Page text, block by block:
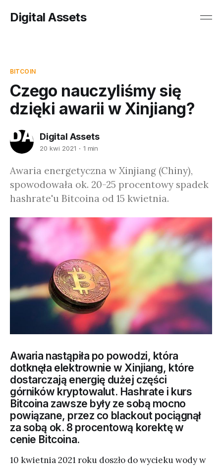
Digital Assets
BITCOIN
Czego nauczyliśmy się
dzięki awarii w Xinjiang?
Digital Assets
20 kwi 2021 1 min
Awaria energetyczna w Xinjiang (Chiny),
spowodowała ok. 20-25 procentowy spadek
hashrate'u Bitcoina od 15 kwietnia.
Awaria nastąpiła po powodzi, która
dotknęła elektrownie w Xinjiang, które
dostarczają energię dużej części
górników kryptowalut. Hashrate i kurs
Bitcoina zawsze były ze sobą mocno
powiązane, przez co blackout pociągnął
za sobą ok. 8 procentową korektę w
cenie Bitcoina.
10 kwietnia 2021 roku doszło do wycieku wody w